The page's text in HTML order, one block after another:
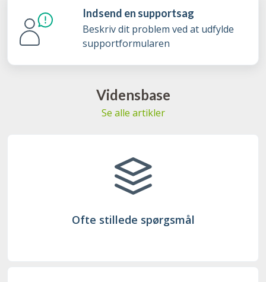
Indsend en supportsag
Beskriv dit problem ved at udfylde
supportformularen
Vidensbase
Se alle artikler
Ofte stillede spørgsmål